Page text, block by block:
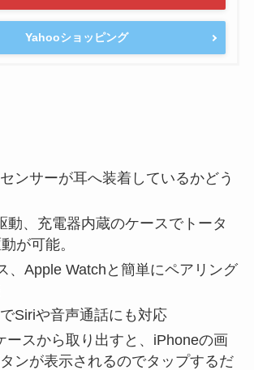
Yahooショッピング
ンサーが耳へ装着しているかどう
動、充電器内蔵のケースでトータ
が可能。
、Apple Watchと簡単にペアリング
Siriや音声通話にも対応
ースから取り出すと、iPhoneの画
ンが表示されるのでタップするだ